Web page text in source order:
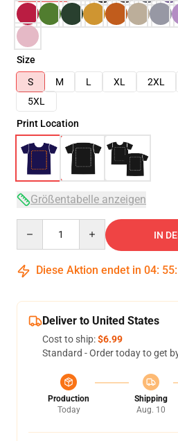
Size
S
M L XL 2XL
5XL
Print Location
Größentabelle anzeigen
IN
Diese Aktion endet in 04: 55:
Deliver to United States
Cost to ship:$6.99
Standard - Order today to get
Production
Today
Shipping
Aug. 10